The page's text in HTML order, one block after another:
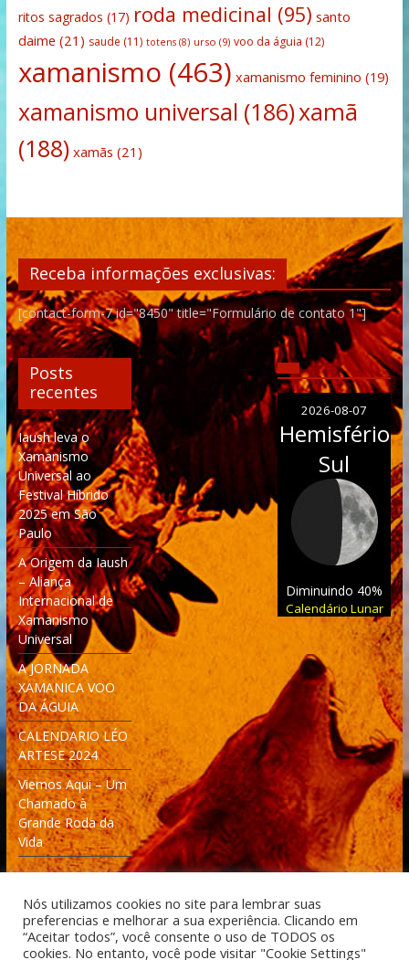
ritos sagrados (17) roda medicinal (95) santo
daime (21) saude (11) totens(8) urso (9) voo da águia (12)
xamanismo (463) xamanismo feminino (19)
xamanismo universal (186)xamã
(188) xamãs (21)
Receba informações exclusivas:
[contact-form-7 id="8450" title="Formulário de contato 1"]
Posts
recentes
Iaush leva o
Xamanismo
Universal ao
Festival Híbrido
2025 em São
Paulo
A Origem da Iaush
– Aliança
Internacional de
Xamanismo
Universal
A JORNADA
XAMANICA VOO
DA ÁGUIA
CALENDARIO LÉO
ARTESE 2024
Viemos Aqui – Um
Chamado à
Grande Roda da
Vida
2026-08-07
Hemisfério
Sul
Diminuindo 40%
Calendário Lunar
Nós utilizamos cookies no site para lembrar suas
preferencias e melhorar a sua experiência. Clicando em
“Aceitar todos”, você consente o uso de TODOS os
cookies. No entanto, você pode visitar "Cookie Settings"